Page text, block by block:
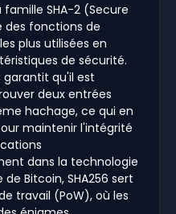
famille SHA-2 (Secure
des fonctions de
plus utilisées en
de sécurité.
garantit qu'il est
deux entrées
hachage, ce qui en
maintenir l'intégrité
dans la technologie
Bitcoin, SHA256 sert
travail (PoW), où les